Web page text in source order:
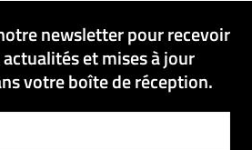
newsletter pour recevoir
et mises à jour
votre boîte de réception.